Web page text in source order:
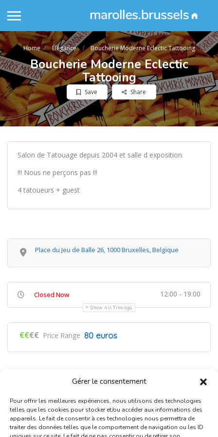
Gérer le consentement
Pour offrir les meilleures expériences, nous utilisons des technologies
telles que les cookies pour stocker et/ou accéder aux informations des
appareils. Le fait de consentir à ces technologies nous permettra de
traiter des données telles que le comportement de navigation ou les ID
Home Élégance Boucherie Moderne Eclectic Tattooing
Boucherie Moderne Eclectic
Tattooing
Save Share
Salon de Tatouage depuis 2004 et salle d exposition.
!!! Nous ne perçons pas !!!
4 tatoueurs + guest
Place du Jeu de Balle 26, 1000 Bruxelles, Belgique
Closed Now 12:00 - 19:00
Show All Timings
€€€€ Price Range 80 euros